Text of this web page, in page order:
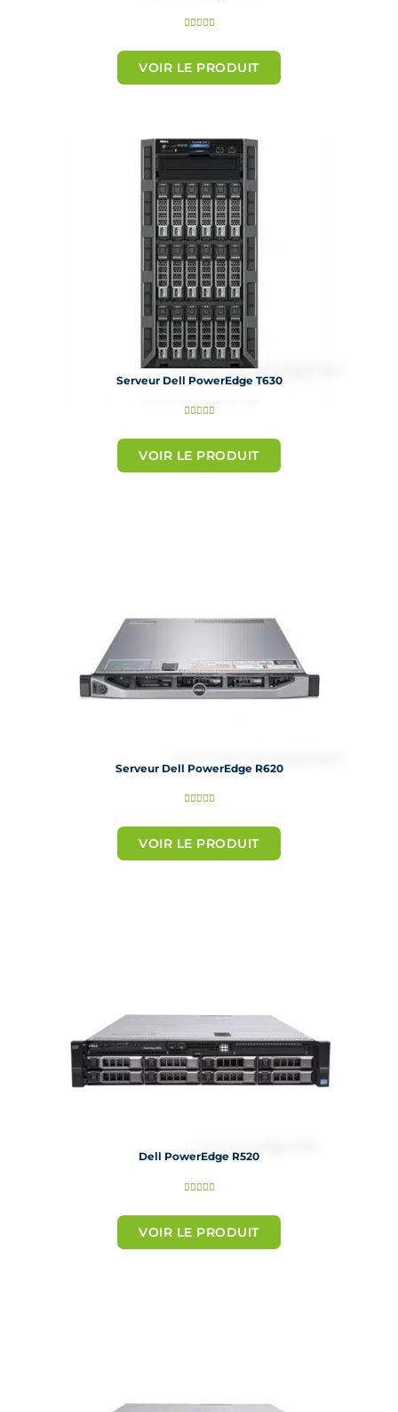
N
t
é
u
r
5
VOIR LE PRODUIT
Serveur Dell PowerEdge T630
N
t
é
VOIR LE PRODUIT
Serveur Dell PowerEdge R620
    N
t
é
VOIR LE PRODUIT
Dell PowerEdge R520
N
t
é
VOIR LE PRODUIT